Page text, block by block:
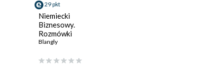
29 pkt
Niemiecki
Biznesowy.
Rozmówki
Blangly